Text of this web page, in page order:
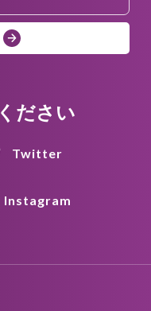
ださい
Twitter
Instagram